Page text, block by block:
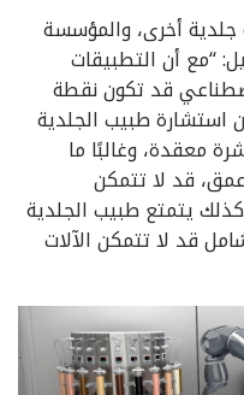
جلدية أخرى، والمؤسسة
“مع أن التطبيقات
قد تكون نقطة
استشارة طبيب الجلدية
معقدة، وغالبًا ما
قد لا تتمكن
يتمتع طبيب الجلدية
قد لا تتمكن الآلات